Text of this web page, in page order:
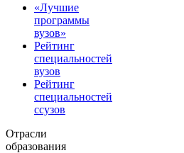
«Лучшие
программы
вузов»
Рейтинг
специальностей
вузов
Рейтинг
специальностей
ссузов
Отрасли
образования